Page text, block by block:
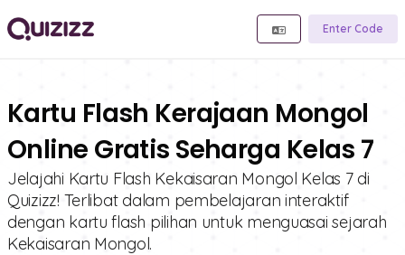
Enter Code
Kartu Flash Kerajaan Mongol
Online Gratis Seharga Kelas 7
Jelajahi Kartu Flash Kekaisaran Mongol Kelas 7 di
Quizizz! Terlibat dalam pembelajaran interaktif
dengan kartu flash pilihan untuk menguasai sejarah
Kekaisaran Mongol.